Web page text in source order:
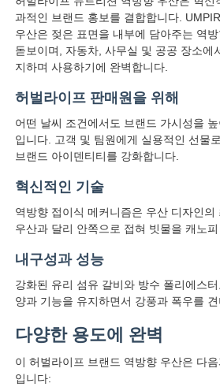
과적인 브랜드 홍보를 결합합니다.
우산은 젖은 표면을 내부에 담아주는 역
돋보이며, 자동차, 사무실 및 공공 장소에
지하며 사용하기에 완벽합니다.
허벌라이프 판매원을 위해
어떤 날씨 조건에서도 브랜드 가시성을
입니다. 고객 및 팀원에게 실용적인 선물
브랜드 아이덴티티를 강화합니다.
혁신적인 기술
역방향 접이식 메커니즘은 우산 디자인의
우산과 달리 안쪽으로 접혀 빗물을 캐노
내구성과 성능
강화된 유리 섬유 갈비와 방수 폴리에스
양과 기능을 유지하면서 강풍과 폭우를 견
다양한 용도에 완벽
이 허벌라이프 브랜드 역방향 우산은 다
입니다: